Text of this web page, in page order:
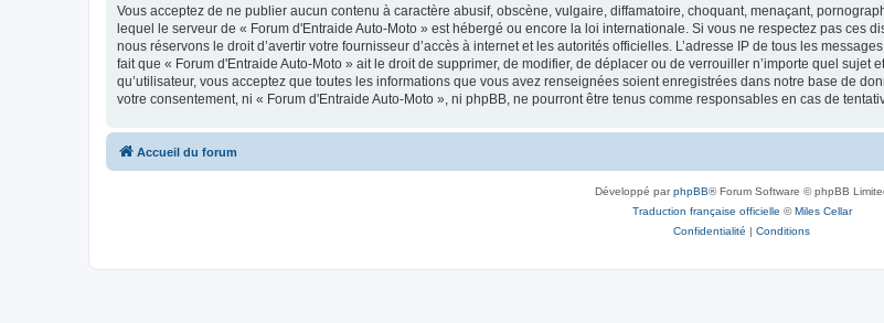
Vous acceptez de ne publier aucun contenu à caractère abusif, obscène, vulgaire, diffamatoire, choquant, menaçant,
lequel le serveur de « Forum d'Entraide Auto-Moto » est hébergé ou encore la loi internationale. Si vous ne respectez pas ces
nous réservons le droit d’avertir votre fournisseur d’accès à internet et les autorités officielles. L’adresse IP de tous les
fait que « Forum d'Entraide Auto-Moto » ait le droit de supprimer, de modifier, de déplacer ou de verrouiller n’importe quel sujet
qu’utilisateur, vous acceptez que toutes les informations que vous avez renseignées soient enregistrées dans notre base de
votre consentement, ni « Forum d'Entraide Auto-Moto », ni phpBB, ne pourront être tenus comme responsables en cas de
Accueil du forum
Développé parphpBB® Forum Software © phpBB
Traduction française officielle ©Miles Cellar
Confidentialité | Conditions